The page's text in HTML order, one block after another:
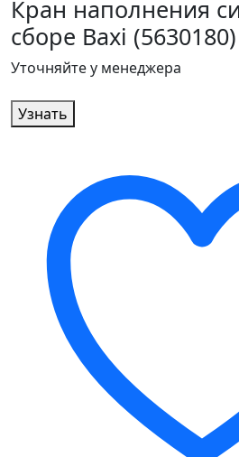
Кран наполнения
сборе Baxi (5630180)
Уточняйте у менеджера
Узнать